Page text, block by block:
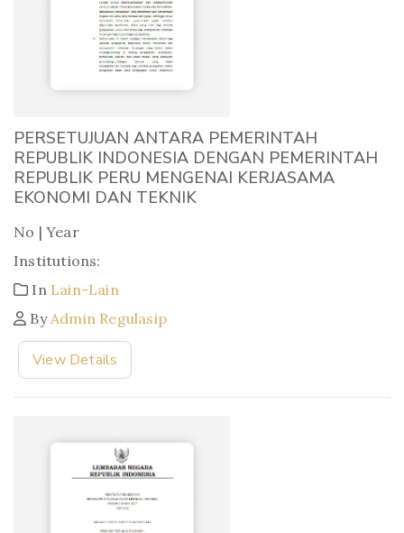
PERSETUJUAN ANTARA PEMERINTAH
REPUBLIK INDONESIA DENGAN PEMERINTAH
REPUBLIK PERU MENGENAI KERJASAMA
EKONOMI DAN TEKNIK
No | Year
Institutions:
In Lain-Lain
ByAdmin Regulasip
View Details